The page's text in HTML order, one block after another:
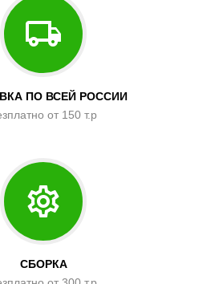
ПО ВСЕЙ РОССИИ
от 150 т.р
СБОРКА